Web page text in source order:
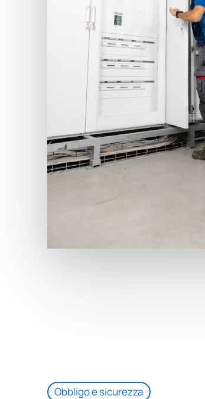
Obbligo e sicurezza